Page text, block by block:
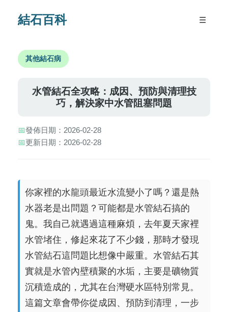
結石百科 ☰
其他結石病
水管結石全攻略：成因、預防與清理技
巧，解決家中水管阻塞問題
📅發佈日期：2026-02-28
📅更新日期：2026-02-28
你家裡的水龍頭最近水流變小了嗎？還是熱
水器老是出問題？可能都是水管結石搞的
鬼。我自己就遇過這種麻煩，去年夏天家裡
水管堵住，修起來花了不少錢，那時才發現
水管結石這問題比想像中嚴重。水管結石其
實就是水管內壁積聚的水垢，主要是礦物質
沉積造成的，尤其在台灣硬水區特別常見。
這篇文章會帶你從成因、預防到清理，一步